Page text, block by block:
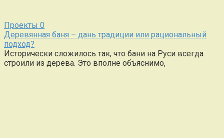
Проекты 0
Деревянная баня – дань традиции или рациональный
подход?
Исторически сложилось так, что бани на Руси всегда
строили из дерева. Это вполне объяснимо,